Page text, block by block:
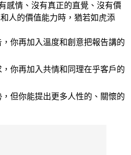
感情、沒有真正的直覺、沒有價
人的價值能力時，猶若如虎添
你再加入溫度和創意把報告講的
你再加入共情和同理在乎客戶的
但你能提出更多人性的、關懷的